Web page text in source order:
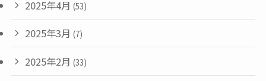
2025年4月 (53)
2025年3月 (7)
2025年2月 (33)